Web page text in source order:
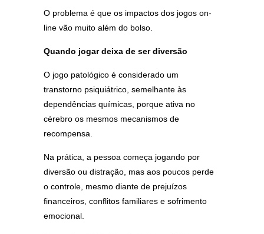
O problema é que os impactos dos jogos on-
line vão muito além do bolso.
Quando jogar deixa de ser diversão
O jogo patológico é considerado um
transtorno psiquiátrico, semelhante às
dependências químicas, porque ativa no
cérebro os mesmos mecanismos de
recompensa.
Na prática, a pessoa começa jogando por
diversão ou distração, mas aos poucos perde
o controle, mesmo diante de prejuízos
financeiros, conflitos familiares e sofrimento
emocional.